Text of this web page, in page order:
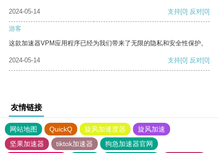
2024-05-14 支持[0] 反对[0]
游客
这款加速器VPM应用程序已经为我们带来了无限的隐私和安全性保护。
2024-05-14 支持[0] 反对[0]
友情链接
网站地图 QuickQ 旋风加速度器
旋风加速
坚果加速器
tiktok加速器
狗急加速器官网